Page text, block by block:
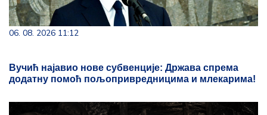
06. 08. 2026 11:12
Вучић најавио нове субвенције: Држава спрема
додатну помоћ пољопривредницима и млекарима!